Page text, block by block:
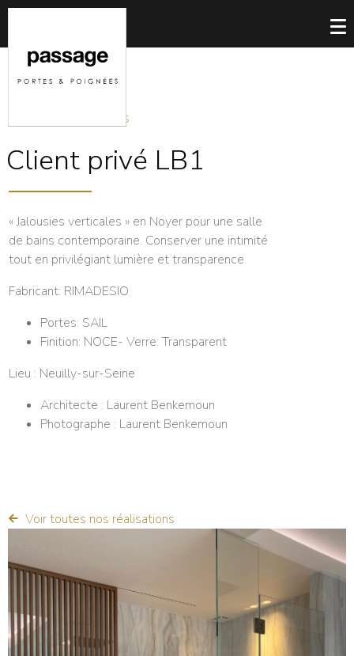
NOS RÉALISATIONS
Client privé LB1
« Jalousies verticales » en Noyer pour une salle
de bains contemporaine. Conserver une intimité
tout en privilégiant lumière et transparence
Fabricant: RIMADESIO
Portes: SAIL
Finition: NOCE- Verre: Transparent
Lieu : Neuilly-sur-Seine
Architecte : Laurent Benkemoun
Photographe : Laurent Benkemoun
Voir toutes nos réalisations